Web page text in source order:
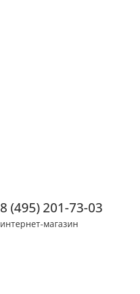
8 (495) 201-73-03
интернет-магазин